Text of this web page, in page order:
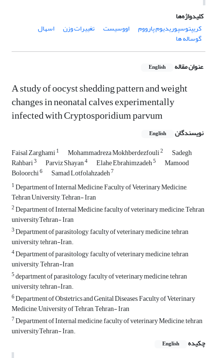
کلیدواژه‌ها
کریپتوسپوریدیوم پارووم
اووسیست تغییرات وزن اسهال
گوساله ها
عنوان مقاله English
A study of oocyst shedding pattern and weight
changes in neonatal calves experimentally
infected with Cryptosporidium parvum
نویسندگان English
Faisal Zarghami1 Mohammadreza Mokhberdezfouli2 Sadegh
Rahbari3 Parviz Shayan4 Elahe Ebrahimzadeh5 Mamood
Boloorchi6 Samad Lotfolahzadeh7
1Department of Internal Medicine, Faculty of Veterinary Medicine,
Tehran University, Tehran- Iran
2Department of Internal Medicine, faculty of veterinary medicine, Tehran
university,Tehran- Iran
3Department of parasitology, faculty of veterinary medicine, tehran
university, tehran-Iran.
4Department of parasitology, faculty of veterinary medicine, tehran
university, Tehran-Iran
5department of parasitology, faculty of veterinary medicine, tehran
university, tehran-Iran.
6Department of Obstetrics and Genital Diseases, Faculty of Veterinary
Medicine, University of Tehran, Tehran- Iran
7Department of Internal medicine, faculty of veterinary Medicine, tehran
university,Tehran- Iran.
چکیده
English